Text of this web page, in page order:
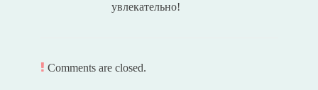
увлекательно!
Comments are closed.